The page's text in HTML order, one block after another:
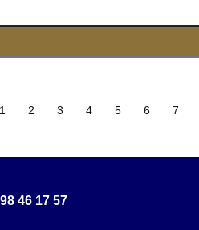
1 2 3 4 5 6 7
46 17 57